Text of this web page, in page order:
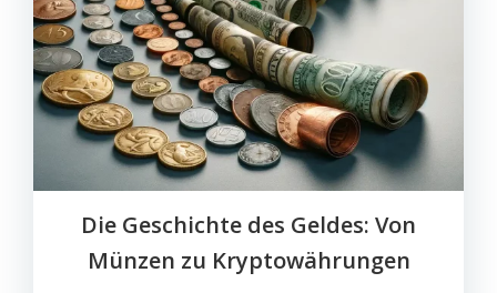
Die Geschichte des Geldes: Von
Münzen zu Kryptowährungen